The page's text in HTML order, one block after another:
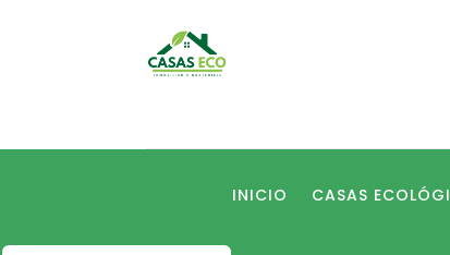
INICIO CASAS